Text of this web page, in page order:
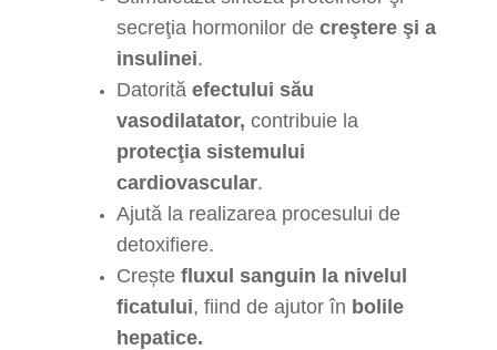
secreţia hormonilor de creştere şi a
insulinei.
Datorită efectului său
vasodilatator, contribuie la
protecţia sistemului
cardiovascular.
Ajută la realizarea procesului de
detoxifiere.
Creștefluxul sanguin la nivelul
ficatului, fiind de ajutor în bolile
hepatice.